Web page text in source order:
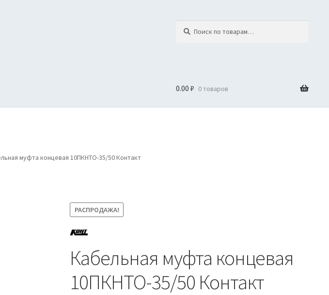
0.00₽ 0 товаров
муфта концевая 10ПКНТО-35/50 Контакт
РАСПРОДАЖА!
Кабельная муфта концевая
10ПКНТО-35/50 Контакт